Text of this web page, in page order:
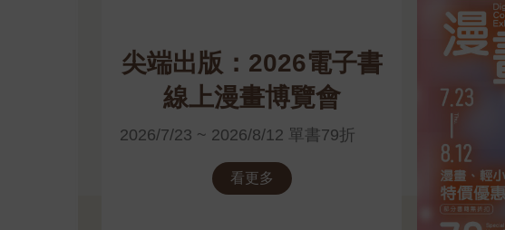
尖端出版：2026電子書
線上漫畫博覽會
2026/7/23 ~ 2026/8/12 單書79折
看更多